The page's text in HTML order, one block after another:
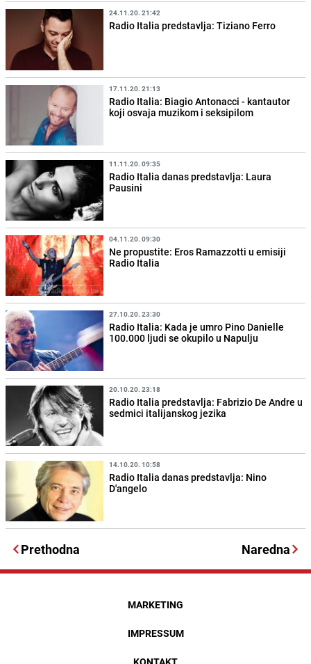
24.11.20. 21:42
Radio Italia predstavlja: Tiziano Ferro
17.11.20. 21:13
Radio Italia: Biagio Antonacci - kantautor
koji osvaja muzikom i seksipilom
11.11.20. 09:35
Radio Italia danas predstavlja: Laura
Pausini
04.11.20. 09:30
Ne propustite: Eros Ramazzotti u emisiji
Radio Italia
27.10.20. 23:30
Radio Italia: Kada je umro Pino Danielle
100.000 ljudi se okupilo u Napulju
20.10.20. 23:18
Radio Italia predstavlja: Fabrizio De Andre u
sedmici italijanskog jezika
14.10.20. 10:58
Radio Italia danas predstavlja: Nino
D'angelo
Prethodna Naredna
MARKETING
IMPRESSUM